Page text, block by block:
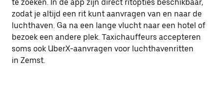
te zoeken. In de app zijn direct ritopties beschikbaar,
zodat je altijd een rit kunt aanvragen van en naar de
luchthaven. Ga na een lange vlucht naar een hotel of
bezoek een andere plek. Taxichauffeurs accepteren
soms ook UberX-aanvragen voor luchthavenritten
in Zemst.